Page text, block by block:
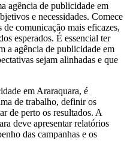
agência de publicidade em
e necessidades. Comece
comunicação mais eficazes,
esperados. É essencial ter
a agência de publicidade em
sejam alinhadas e que
em Araraquara, é
de trabalho, definir os
de perto os resultados. A
deve apresentar relatórios
das campanhas e os